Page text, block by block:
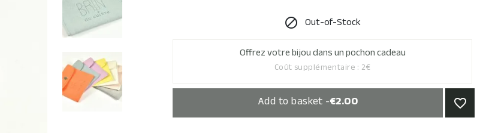
 Out-of-Stock
Offrez votre bijou dans un pochon cadeau
Coût supplémentaire : 2€
Add to basket -€2.00 favorite_border